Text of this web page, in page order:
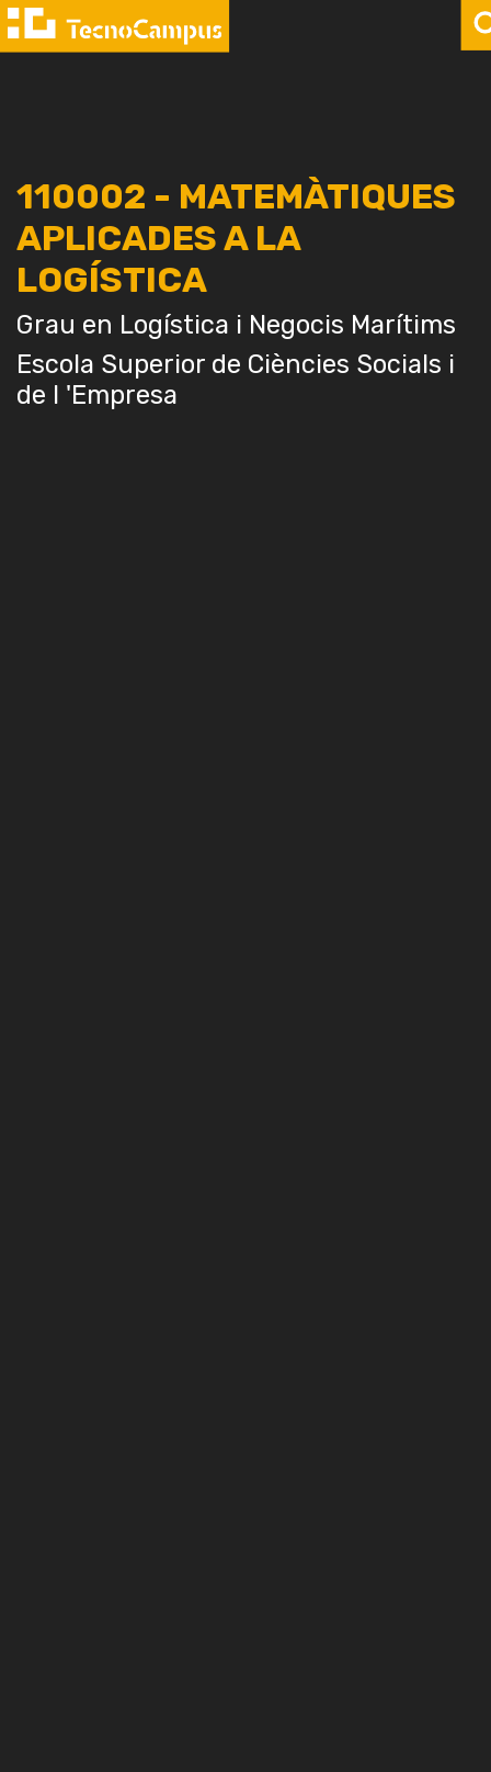
110002 - MATEMÀTIQUES
APLICADES A LA
LOGÍSTICA
Grau en Logística i Negocis Marítims
Escola Superior de Ciències Socials i
de l 'Empresa